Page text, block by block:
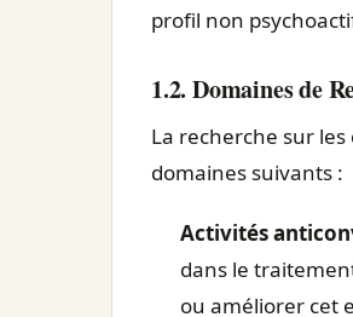
profil non
1.2. Domaines de
La recherche sur
domaines suivants :
Activités
dans le
ou améliorer cet